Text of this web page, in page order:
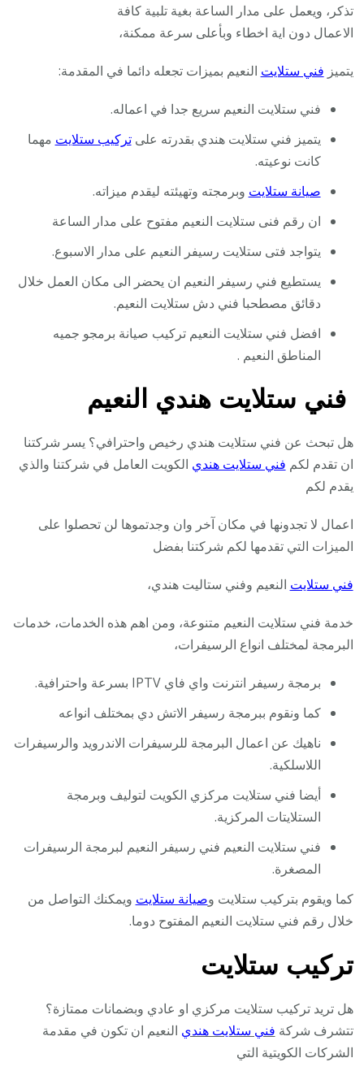
تذكر، ويعمل على مدار الساعة بغية تلبية كافة
الاعمال دون اية اخطاء وبأعلى سرعة ممكنة،
يتميز فني ستلايت النعيم بميزات تجعله دائما في المقدمة:
فني ستلايت النعيم سريع جدا في اعماله.
يتميز فني ستلايت هندي بقدرته علىتركيب ستلايت مهما
كانت نوعيته.
صيانة ستلايت وبرمجته وتهيئته ليقدم ميزاته.
ان رقم فنى ستلايت النعيم مفتوح على مدار الساعة
يتواجد فتى ستلايت رسيفر النعيم على مدار الاسبوع.
يستطيع فني رسيفر النعيم ان يحضر الى مكان العمل خلال
دقائق مصطحبا فني دش ستلايت النعيم.
افضل فني ستلايت النعيم تركيب صيانة برمجو جميه
المناطق النعيم .
فني ستلايت هندي النعيم
هل تبحث عن فني ستلايت هندي رخيص واحترافي؟ يسر شركتنا
ان تقدم لكم فني ستلايت هندي الكويت العامل في شركتنا والذي
يقدم لكم
اعمال لا تجدونها في مكان آخر وان وجدتموها لن تحصلوا على
الميزات التي تقدمها لكم شركتنا بفضل
فني ستلايت النعيم وفني ستاليت هندي،
خدمة فني ستلايت النعيم متنوعة، ومن اهم هذه الخدمات، خدمات
البرمجة لمختلف انواع الرسيفرات،
برمجة رسيفر انترنت واي فاي IPTV بسرعة واحترافية.
كما ونقوم ببرمجة رسيفر الاتش دي بمختلف انواعه
ناهيك عن اعمال البرمجة للرسيفرات الاندرويد والرسيفرات
اللاسلكية.
أيضا فني ستلايت مركزي الكويت لتوليف وبرمجة
الستلايتات المركزية.
فني ستلايت النعيم فني رسيفر النعيم لبرمجة الرسيفرات
المصغرة.
كما ويقوم بتركيب ستلايت وصيانة ستلايت ويمكنك التواصل من
خلال رقم فني ستلايت النعيم المفتوح دوما.
تركيب ستلايت
هل تريد تركيب ستلايت مركزي او عادي وبضمانات ممتازة؟
تتشرف شركة فني ستلايت هندي النعيم ان تكون في مقدمة
الشركات الكويتية التي